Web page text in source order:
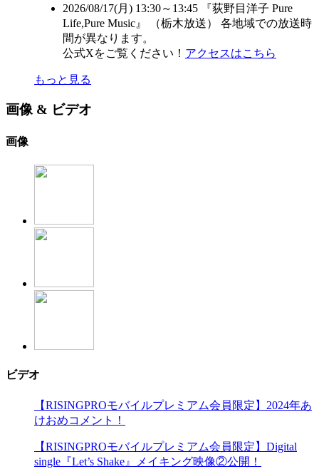
2026/08/17(月) 13:30～13:45 『荻野目洋子 Pure
Life,Pure Music』 （栃木放送） 各地域での放送時
間が異なります。
公式Xをご覧ください！ アクセスはこちら
もっと見る
画像 & ビデオ
画像
ビデオ
【RISINGPROモバイルプレミアム会員限定】2024年あ
けおめコメント！
【RISINGPROモバイルプレミアム会員限定】Digital
single『Let’s Shake』メイキング映像②公開！